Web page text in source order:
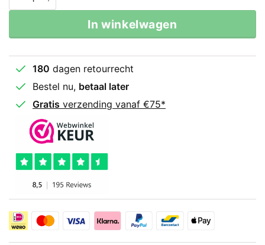
In winkelwagen
180 dagen retourrecht
Bestel nu, betaal later
Gratis verzending vanaf €75*